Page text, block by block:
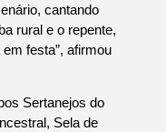
cantando
rural e o repente,
festa”, afirmou
Sertanejos do
Sela de